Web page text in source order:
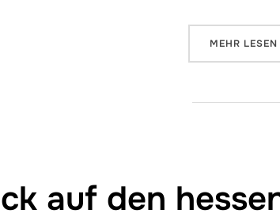
MEHR ÜBER
LESEN
auf den